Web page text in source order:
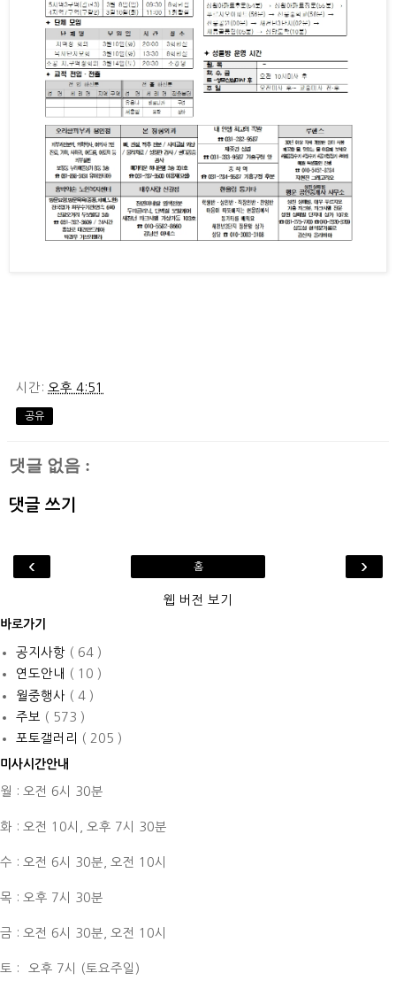
시간: 오후 4:51
공유
댓글 없음 :
댓글 쓰기
‹ ›
홈
웹 버전 보기
바로가기
공지사항 ( 64 )
연도안내
( 10 )
월중행사 ( 4 )
주보
( 573 )
포토갤러리
( 205 )
미사시간안내
월 : 오전 6시 30분
화 : 오전 10시, 오후 7시 30분
수 : 오전 6시 30분, 오전 10시
목 : 오후 7시 30분
금 : 오전 6시 30분, 오전 10시
토 : 오후 7시 (토요주일)